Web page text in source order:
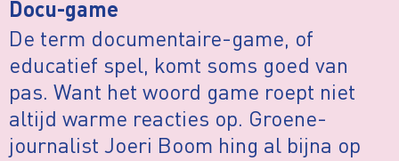
Docu-game
De term documentaire-game, of
educatief spel, komt soms goed van
pas. Want het woord game roept niet
altijd warme reacties op. Groene-
journalist Joeri Boom hing al bijna op